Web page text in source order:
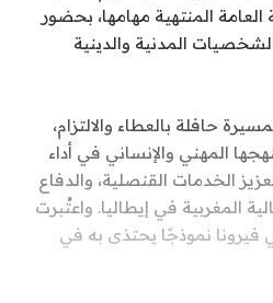
العامة المنتهية مهامها، بحضور
المدنية والدينية
حافلة بالعطاء والالتزام،
المهني والإنساني في أداء
الخدمات القنصلية، والدفاع
المغربية في إيطاليا. واعتُبرت
فيرونا نموذجًا يحتذى به في